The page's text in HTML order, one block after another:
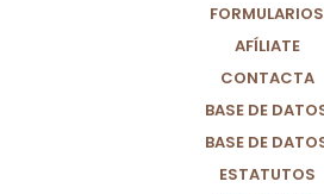
FORMULARIOS
AFÍLIATE
CONTACTA
BASE DE
BASE DE
ESTATUTOS